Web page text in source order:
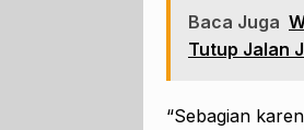
Baca Juga
Tutup Jalan
“Sebagian